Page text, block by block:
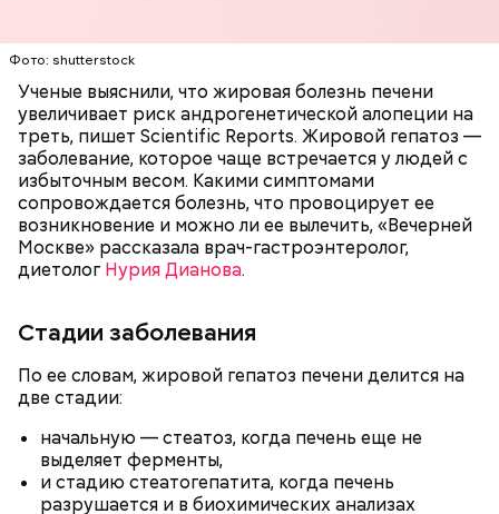
Фото: shutterstock
Ученые выяснили, что жировая болезнь печени
увеличивает риск андрогенетической алопеции на
треть, пишет Scientific Reports. Жировой гепатоз —
заболевание, которое чаще встречается у людей с
избыточным весом. Какими симптомами
сопровождается болезнь, что провоцирует ее
возникновение и можно ли ее вылечить, «Вечерней
Москве» рассказала врач-гастроэнтеролог,
диетолог Нурия Дианова.
Стадии заболевания
По ее словам, жировой гепатоз печени делится на
две стадии:
начальную — стеатоз, когда печень еще не
выделяет ферменты,
и стадию стеатогепатита, когда печень
разрушается и в биохимических анализах
— Особенно с мая по август. Столкнуться с
явлением можно и осенью, но вероятность уже
ниже. Август — основное время. Оно совпадает с
начало августа, — добавил Бычков.
По словам Макеева, авария на АЭС научила мир
нужно его беречь.